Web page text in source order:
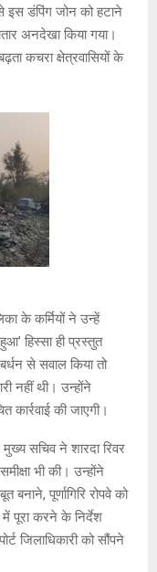
इस डंपिंग जोन को हटाने
अनदेखा किया गया।
कचरा क्षेत्रवासियों के
के कर्मियों ने उन्हें
हिस्सा ही प्रस्तुत
से सवाल किया तो
नहीं थी। उन्होंने
की जाएगी।
सचिव ने शारदा रिवर
भी की। उन्होंने
पूर्णागिरि रोपवे को
पूरा करने के निर्देश
जिलाधिकारी को सौंपने